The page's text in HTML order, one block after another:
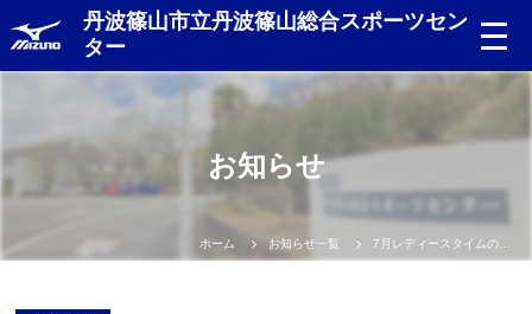
丹波篠山市立丹波篠山総合スポーツセン
ター
お知らせ
ホーム お知らせ一覧 7月レディースタイムのお知らせ